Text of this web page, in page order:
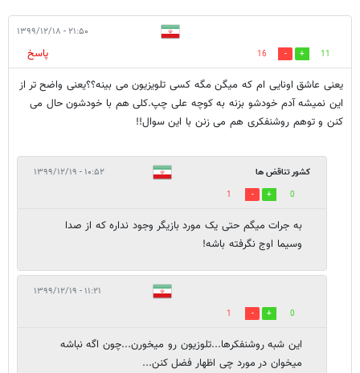
۲۱:۵۰ - ۱۳۹۹/۱۲/۱۸
11
16
پاسخ
یعنی عاشق اونایی ام که میگن مگه کسی تلویزیون می بینه؟؟یعنی واضح تر از
این نمیشه آدم خودشو بزنه به کوچه علی چپ.کلی هم با خودشون حال می
کنن و توهم روشنفکری هم می زنن با این سوال!!
کشور تناقض ها ۱۰:۵۲ - ۱۳۹۹/۱۲/۱۹
0
1
به جرات میگم حتی یک مورد بازیگر وجود نداره که از صدا
وسیما اوج نگرفته باشه!
۱۱:۲۱ - ۱۳۹۹/۱۲/۱۹
0
1
این شبه روشنفکرها...تلوزیون رو میخورن...چون اگه نباشه
میخوان در مورد چی اظهار فضل کنن...